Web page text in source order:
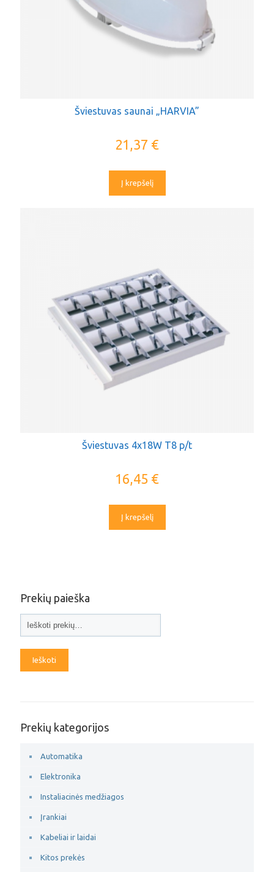
Šviestuvas saunai „HARVIA”
21,37 €
Į krepšelį
Šviestuvas 4x18W T8 p/t
16,45 €
Į krepšelį
Prekių paieška
Ieškoti
Prekių kategorijos
Automatika
Elektronika
Instaliacinės medžiagos
Įrankiai
Kabeliai ir laidai
Kitos prekės